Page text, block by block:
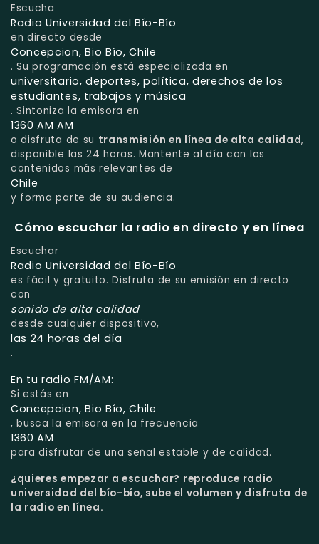
Escucha
Radio Universidad del Bío-Bío
en directo desde
Concepcion, Bio Bío, Chile
. Su programación está especializada en
universitario, deportes, política, derechos de los
estudiantes, trabajos y música
. Sintoniza la emisora en
1360 AM AM
o disfruta de su transmisión en línea de alta calidad,
disponible las 24 horas. Mantente al día con los
contenidos más relevantes de
Chile
y forma parte de su audiencia.
Cómo escuchar la radio en directo y en línea
Escuchar
Radio Universidad del Bío-Bío
es fácil y gratuito. Disfruta de su emisión en directo
con
sonido de alta calidad
desde cualquier dispositivo,
las 24 horas del día
.
En tu radio FM/AM:
Si estás en
Concepcion, Bio Bío, Chile
, busca la emisora en la frecuencia
1360 AM
para disfrutar de una señal estable y de calidad.
¿quieres empezar a escuchar? reproduce radio
universidad del bío-bío, sube el volumen y disfruta de
la radio en línea.